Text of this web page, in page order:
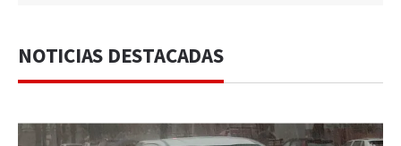
NOTICIAS DESTACADAS